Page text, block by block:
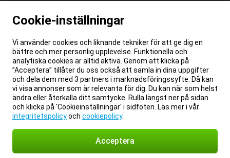
Cookie-inställningar
Vi använder cookies och liknande tekniker för att ge dig en
bättre och mer personlig upplevelse. Funktionella och
analytiska cookies är alltid aktiva. Genom att klicka på
”Acceptera” tillåter du oss också att samla in dina uppgifter
och dela dem med 3 partners i marknadsföringssyfte. Då kan
vi visa annonser som är relevanta för dig. Du kan när som helst
ändra eller återkalla ditt samtycke. Rulla längst ner på sidan
och klicka på 'Cookieinställningar' i sidfoten. Läs mer i vår
integritetspolicyoch cookiepolicy.
Acceptera